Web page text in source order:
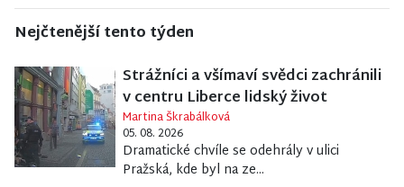
Nejčtenější tento týden
Strážníci a všímaví svědci zachránili
v centru Liberce lidský život
Martina Škrabálková
05. 08. 2026
Dramatické chvíle se odehrály v ulici
Pražská, kde byl na ze...